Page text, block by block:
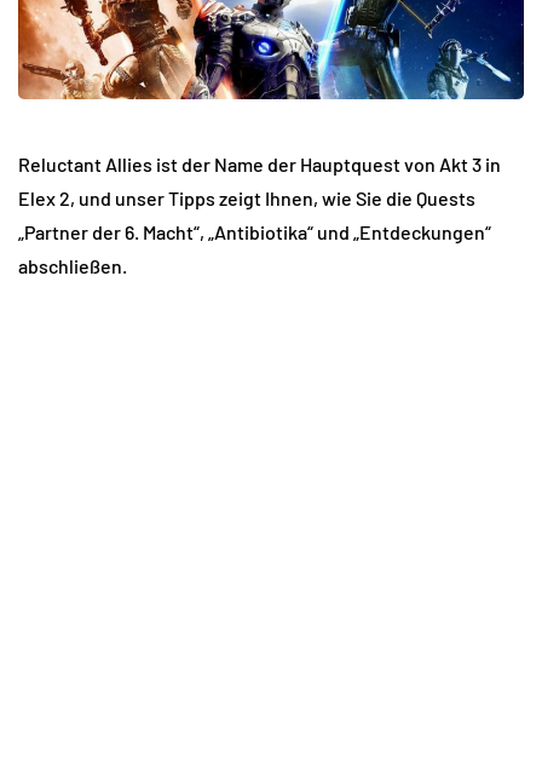
Reluctant Allies ist der Name der Hauptquest von Akt 3 in
Elex 2, und unser Tipps zeigt Ihnen, wie Sie die Quests
„Partner der 6. Macht“, „Antibiotika“ und „Entdeckungen“
abschließen.